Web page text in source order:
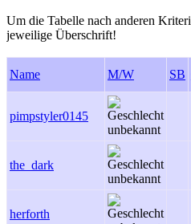
Um die Tabelle nach anderen
jeweilige Überschrift!
Name M/W SB
pimpstyler0145
the_dark
herforth